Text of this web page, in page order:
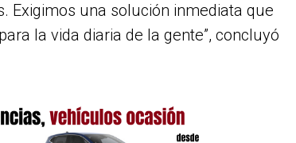
Exigimos una solución inmediata que
la vida diaria de la gente”, concluyó